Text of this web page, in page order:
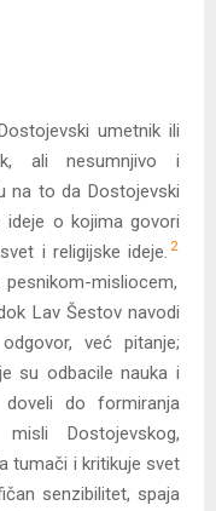
umetnik ili
ali nesumnjivo i
na to da Dostojevski
o kojima govori
i religijske ideje. 2
misliocem,
Lav Šestov navodi
već pitanje;
su odbacile nauka i
do formiranja
Dostojevskog,
tumači i kritikuje svet
senzibilitet, spaja